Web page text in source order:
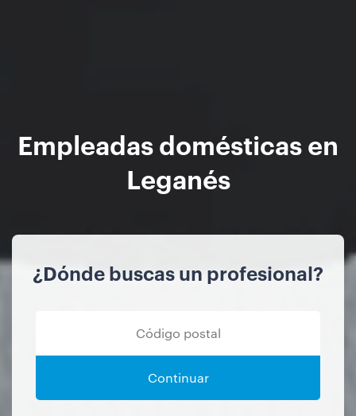
Empleadas domésticas en
Leganés
¿Dónde buscas un profesional?
Continuar